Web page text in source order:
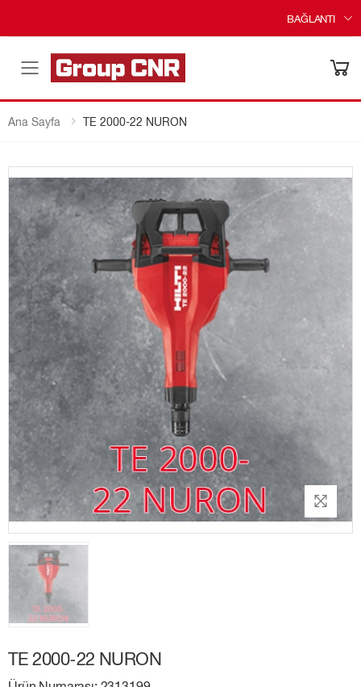
BAĞLANTI
Menü
Ana Sayfa TE 2000-22 NURON
TE 2000-22 NURON